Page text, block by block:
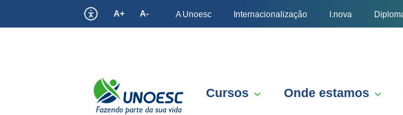
A+ A- A Unoesc Internacionalização I.nova
Cursos Onde estamos